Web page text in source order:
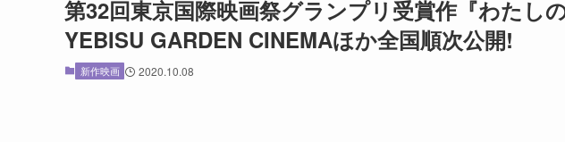
第32回東京国際映画祭グランプリ受賞作『わたし
YEBISU GARDEN CINEMAほか全国順次公開!
新作映画 2020.10.08